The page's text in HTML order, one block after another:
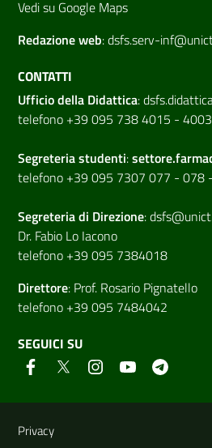
Vedi su Google Maps
Redazione web:dsfs.serv-
CONTATTI
Ufficio della Didattica:
telefono +39 095 738 4015 -
Segreteria studenti:
telefono +39 095 7307 077 - 078
Segreteria di Direzione:
Dr. Fabio Lo Iacono
telefono +39 095 7384018
Direttore: Prof. Rosario Pignatello
telefono +39 095 7484042
SEGUICI SU
Link e informazioni
Privacy